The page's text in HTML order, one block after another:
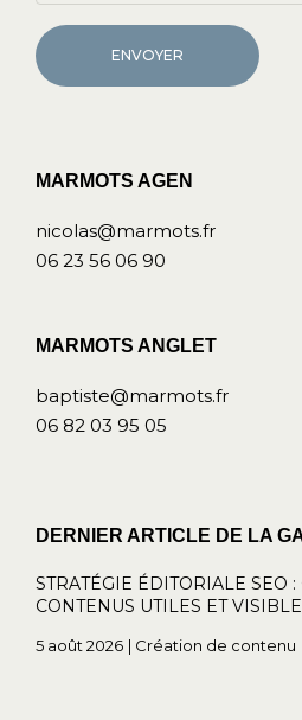
ENVOYER
MARMOTS AGEN
nicolas@marmots.fr
06 23 56 06 90
MARMOTS ANGLET
baptiste@marmots.fr
06 82 03 95 05
DERNIER ARTICLE DE LA
STRATÉGIE ÉDITORIALE SEO :
CONTENUS UTILES ET
5 août 2026 Création de contenu